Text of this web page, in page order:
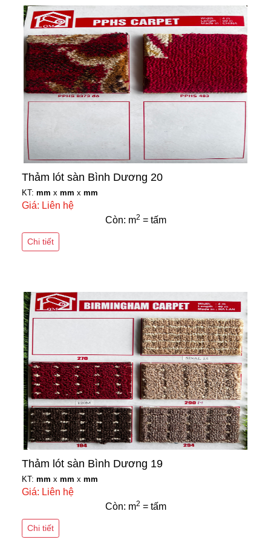
Thảm lót sàn Bình Dương 20
KT: mm x mm x mm
Giá: Liên hệ
Còn: m2 = tấm
Chi tiết
Thảm lót sàn Bình Dương 19
KT: mm x mm x mm
Giá: Liên hệ
Còn: m2 = tấm
Chi tiết